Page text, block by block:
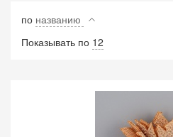
по названию
Показывать по 12